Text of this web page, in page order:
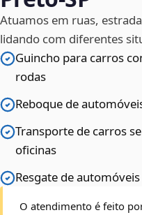
Atuamos em ruas,
lidando com diferentes
Guincho para carros
rodas
Reboque de
Transporte de carros
oficinas
Resgate de
O atendimento é feito